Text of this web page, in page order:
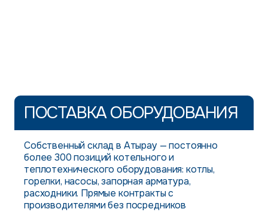
ПОСТАВКА ОБОРУДОВАНИЯ
Собственный склад в Атырау — постоянно
более 300 позиций котельного и
теплотехнического оборудования: котлы,
горелки, насосы, запорная арматура,
расходники. Прямые контракты с
производителями без посредников